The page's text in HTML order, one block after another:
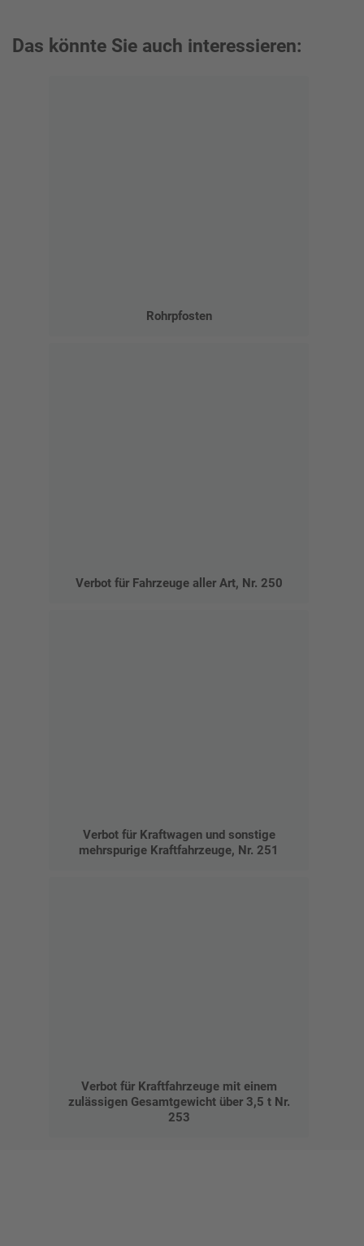
Das könnte Sie auch interessieren:
Rohrpfosten
Verbot für Fahrzeuge aller Art, Nr. 250
Verbot für Kraftwagen und sonstige
mehrspurige Kraftfahrzeuge, Nr. 251
Verbot für Kraftfahrzeuge mit einem
zulässigen Gesamtgewicht über 3,5 t Nr.
253